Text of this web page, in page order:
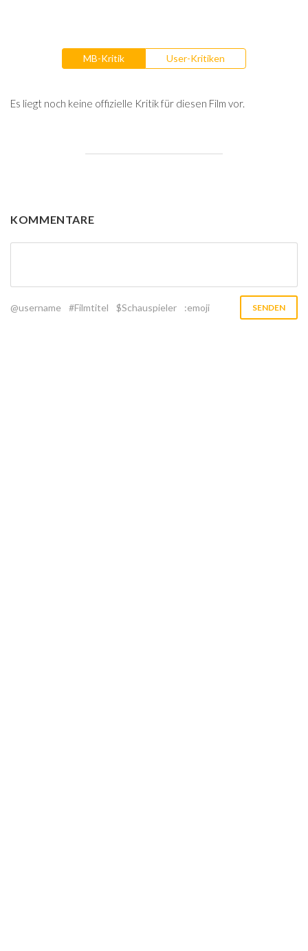
MB-Kritik User-Kritiken
Es liegt noch keine offizielle Kritik für diesen Film vor.
KOMMENTARE
@username #Filmtitel $Schauspieler :emoji